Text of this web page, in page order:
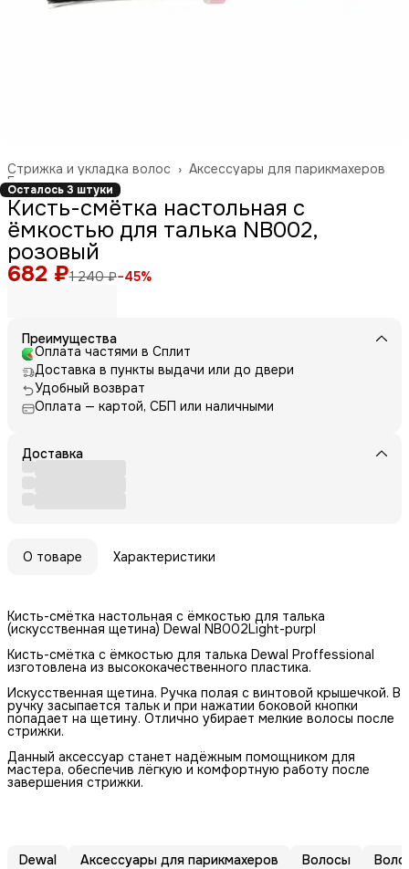
Аксессуары для парикмахеров
Стрижка и укладка волос ›
Главная ›
Осталось 3 штуки
Кисть-смётка настольная с
ёмкостью для талька NB002,
розовый
682 ₽1 240 ₽−45%
Преимущества
Оплата частями в Сплит
Доставка в пункты выдачи или до двери
Удобный возврат
Оплата — картой, СБП или наличными
Доставка
О товаре Характеристики
Кисть-смётка настольная с ёмкостью для талька
(искусственная щетина) Dewal NB002Light-purpl
Кисть-смётка с ёмкостью для талька Dewal Proffessional
изготовлена из высококачественного пластика.
Искусственная щетина. Ручка полая с винтовой крышечкой. В
ручку засыпается тальк и при нажатии боковой кнопки
попадает на щетину. Отлично убирает мелкие волосы после
стрижки.
Данный аксессуар станет надёжным помощником для
мастера, обеспечив лёгкую и комфортную работу после
завершения стрижки.
Dewal Аксессуары для парикмахеров Волосы